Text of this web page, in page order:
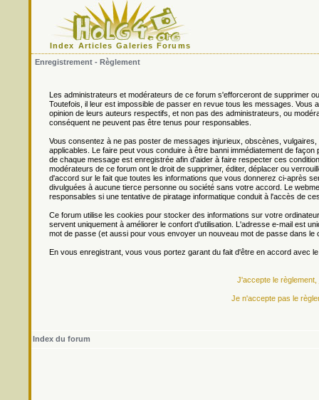
Index Articles Galeries Forums
Enregistrement - Règlement
Les administrateurs et modérateurs de ce forum s'efforceront de supprimer
Toutefois, il leur est impossible de passer en revue tous les messages.
opinion de leurs auteurs respectifs, et non pas des administrateurs, ou
conséquent ne peuvent pas être tenus pour responsables.
Vous consentez à ne pas poster de messages injurieux, obscènes,
applicables. Le faire peut vous conduire à être banni immédiatement de
de chaque message est enregistrée afin d'aider à faire respecter ces
modérateurs de ce forum ont le droit de supprimer, éditer, déplacer ou
d'accord sur le fait que toutes les informations que vous donnerez ci-après
divulguées à aucune tierce personne ou société sans votre accord. Le
responsables si une tentative de piratage informatique conduit à l'accès de
Ce forum utilise les cookies pour stocker des informations sur votre
servent uniquement à améliorer le confort d'utilisation. L'adresse e-mail est
mot de passe (et aussi pour vous envoyer un nouveau mot de passe dans le
En vous enregistrant, vous vous portez garant du fait d'être en accord avec
J'accepte le
Je n'accepte pas le
Index du forum